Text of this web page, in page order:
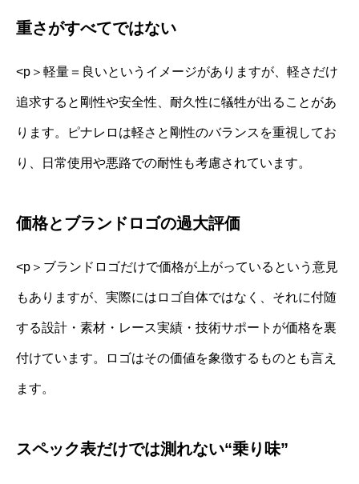
重さがすべてではない
<p＞軽量＝良いというイメージがありますが、軽さだけ
追求すると剛性や安全性、耐久性に犠牲が出ることがあ
ります。ピナレロは軽さと剛性のバランスを重視してお
り、日常使用や悪路での耐性も考慮されています。
価格とブランドロゴの過大評価
<p＞ブランドロゴだけで価格が上がっているという意見
もありますが、実際にはロゴ自体ではなく、それに付随
する設計・素材・レース実績・技術サポートが価格を裏
付けています。ロゴはその価値を象徴するものとも言え
ます。
スペック表だけでは測れない“乗り味”